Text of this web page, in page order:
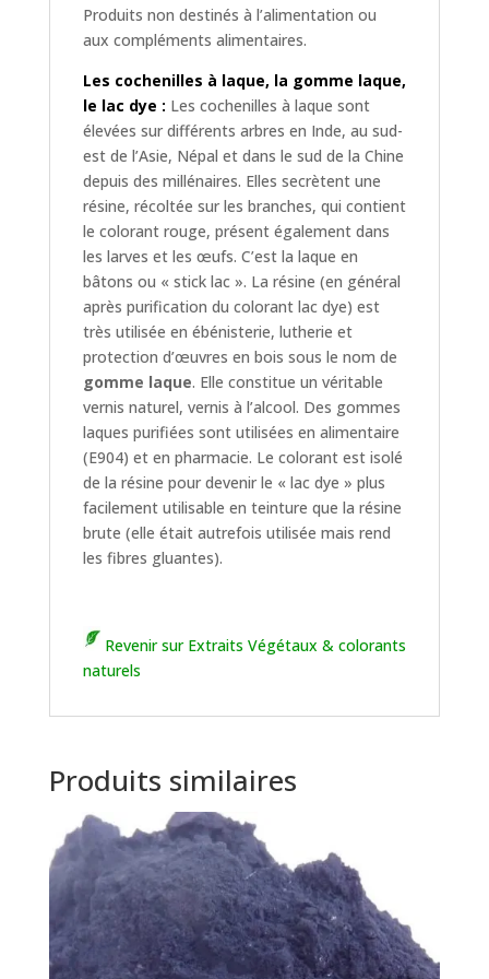
Produits non destinés à l’alimentation ou
aux compléments alimentaires.
Les cochenilles à laque, la gomme laque,
le lac dye : Les cochenilles à laque sont
élevées sur différents arbres en Inde, au sud-
est de l’Asie, Népal et dans le sud de la Chine
depuis des millénaires. Elles secrètent une
résine, récoltée sur les branches, qui contient
le colorant rouge, présent également dans
les larves et les œufs. C’est la laque en
bâtons ou « stick lac ». La résine (en général
après purification du colorant lac dye) est
très utilisée en ébénisterie, lutherie et
protection d’œuvres en bois sous le nom de
gomme laque. Elle constitue un véritable
vernis naturel, vernis à l’alcool. Des gommes
laques purifiées sont utilisées en alimentaire
(E904) et en pharmacie. Le colorant est isolé
de la résine pour devenir le « lac dye » plus
facilement utilisable en teinture que la résine
brute (elle était autrefois utilisée mais rend
les fibres gluantes).
Revenir sur Extraits Végétaux & colorants
naturels
Produits similaires